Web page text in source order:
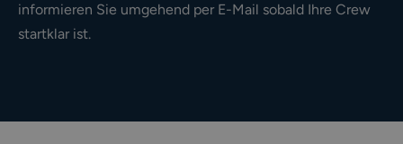
informieren Sie umgehend per E-Mail sobald Ihre Crew
startklar ist.